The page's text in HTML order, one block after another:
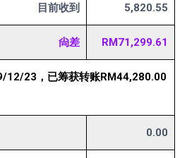
目前收到 5,820.55
尙差 RM71,299.61
12/23，已筹获转账RM44,280.00
0.00